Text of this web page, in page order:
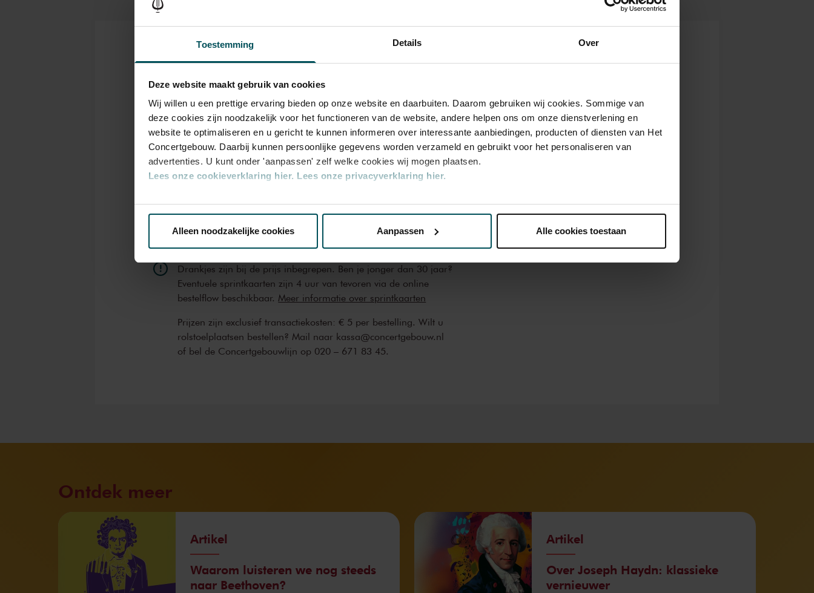
Toestemming Details Over
Deze website maakt gebruik van cookies
Wij willen u een prettige ervaring bieden op onze website en daarbuiten. Daarom gebruiken wij cookies. Sommige van
deze cookies zijn noodzakelijk voor het functioneren van de website, andere helpen ons om onze dienstverlening en
website te optimaliseren en u gericht te kunnen informeren over interessante aanbiedingen, producten of diensten van Het
Concertgebouw. Daarbij kunnen persoonlijke gegevens worden verzameld en gebruikt voor het personaliseren van
advertenties. U kunt onder 'aanpassen' zelf welke cookies wij mogen plaatsen.
Lees onze cookieverklaring hier. Lees onze privacyverklaring hier.
Via decookieverklaringop onze website kunt u uw toestemming op elk moment wijzigen of intrekken.
We werken samen met32 derdendie uw gegevens kunnen ontvangen en verwerken.
Alleen noodzakelijke cookies Aanpassen Alle cookies toestaan
Kaarten
Rang
1+
Rang
1
Rang
2
Rang
3
Rang
4
Standaard € 60,00 € 50,00 € 45,00 € 33,00 € 21,00
Online sprint
tot 30 jaar € 16,00 € 16,00 € 16,00 € 16,00 € 16,00
Drankjes zijn bij de prijs inbegrepen. Ben je jonger dan 30 jaar?
Eventuele sprintkaarten zijn 4 uur van tevoren via de online
bestelflow beschikbaar. Meer informatie over sprintkaarten
Prijzen zijn exclusief transactiekosten: € 5 per bestelling. Wilt u
rolstoelplaatsen bestellen? Mail naar kassa@concertgebouw.nl
of bel de Concertgebouwlijn op 020 – 671 83 45.
Ontdek meer
Artikel
Waarom luisteren we nog steeds
naar Beethoven?
Artikel
Over Joseph Haydn: klassieke
vernieuwer